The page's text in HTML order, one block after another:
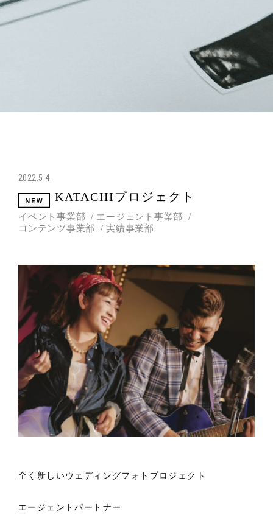
2022.5.4
KATACHIプロジェクト
イベント事業部
エージェント事業部
コンテンツ事業部
実績事業部
全く新しいウェディングフォトプロジェクト
エージェントパートナー